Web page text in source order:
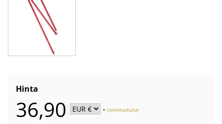
Hinta
36,90 +toimituskulut